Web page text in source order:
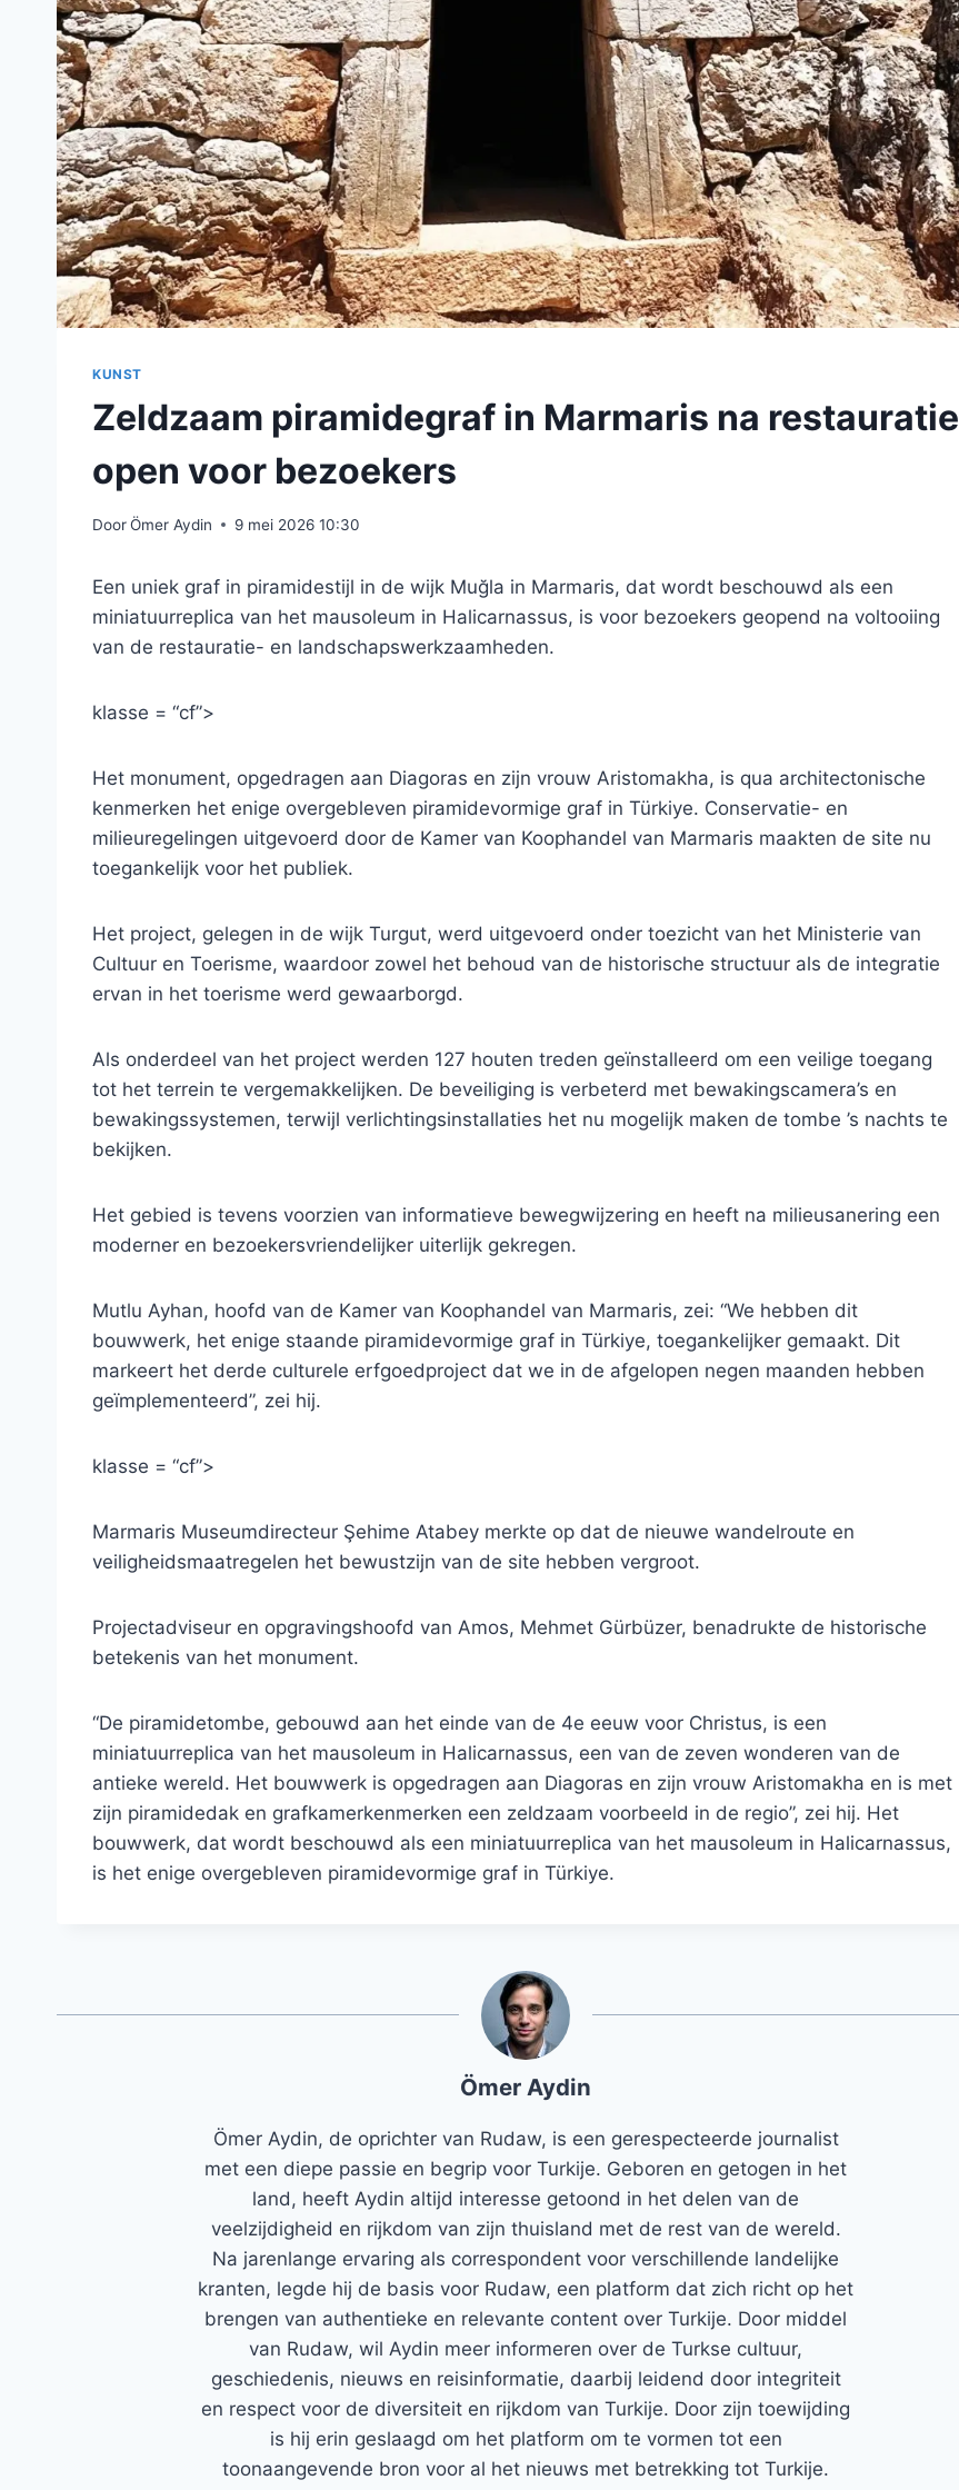
KUNST
Zeldzaam piramidegraf in Marmaris na restauratie
open voor bezoekers
DoorÖmer Aydin 9 mei 2026 10:30
Een uniek graf in piramidestijl in de wijk Muğla in Marmaris, dat wordt beschouwd als een
miniatuurreplica van het mausoleum in Halicarnassus, is voor bezoekers geopend na voltooiing
van de restauratie- en landschapswerkzaamheden.
klasse = “cf”>
Het monument, opgedragen aan Diagoras en zijn vrouw Aristomakha, is qua architectonische
kenmerken het enige overgebleven piramidevormige graf in Türkiye. Conservatie- en
milieuregelingen uitgevoerd door de Kamer van Koophandel van Marmaris maakten de site nu
toegankelijk voor het publiek.
Het project, gelegen in de wijk Turgut, werd uitgevoerd onder toezicht van het Ministerie van
Cultuur en Toerisme, waardoor zowel het behoud van de historische structuur als de integratie
ervan in het toerisme werd gewaarborgd.
Als onderdeel van het project werden 127 houten treden geïnstalleerd om een ​​veilige toegang
tot het terrein te vergemakkelijken. De beveiliging is verbeterd met bewakingscamera’s en
bewakingssystemen, terwijl verlichtingsinstallaties het nu mogelijk maken de tombe ’s nachts te
bekijken.
Het gebied is tevens voorzien van informatieve bewegwijzering en heeft na milieusanering een
moderner en bezoekersvriendelijker uiterlijk gekregen.
Mutlu Ayhan, hoofd van de Kamer van Koophandel van Marmaris, zei: “We hebben dit
bouwwerk, het enige staande piramidevormige graf in Türkiye, toegankelijker gemaakt. Dit
markeert het derde culturele erfgoedproject dat we in de afgelopen negen maanden hebben
geïmplementeerd”, zei hij.
klasse = “cf”>
Marmaris Museumdirecteur Şehime Atabey merkte op dat de nieuwe wandelroute en
veiligheidsmaatregelen het bewustzijn van de site hebben vergroot.
Projectadviseur en opgravingshoofd van Amos, Mehmet Gürbüzer, benadrukte de historische
betekenis van het monument.
“De piramidetombe, gebouwd aan het einde van de 4e eeuw voor Christus, is een
miniatuurreplica van het mausoleum in Halicarnassus, een van de zeven wonderen van de
antieke wereld. Het bouwwerk is opgedragen aan Diagoras en zijn vrouw Aristomakha en is met
zijn piramidedak en grafkamerkenmerken een zeldzaam voorbeeld in de regio”, zei hij. Het
bouwwerk, dat wordt beschouwd als een miniatuurreplica van het mausoleum in Halicarnassus,
is het enige overgebleven piramidevormige graf in Türkiye.
Ömer Aydin
Ömer Aydin, de oprichter van Rudaw, is een gerespecteerde journalist
met een diepe passie en begrip voor Turkije. Geboren en getogen in het
land, heeft Aydin altijd interesse getoond in het delen van de
veelzijdigheid en rijkdom van zijn thuisland met de rest van de wereld.
Na jarenlange ervaring als correspondent voor verschillende landelijke
kranten, legde hij de basis voor Rudaw, een platform dat zich richt op het
brengen van authentieke en relevante content over Turkije. Door middel
van Rudaw, wil Aydin meer informeren over de Turkse cultuur,
geschiedenis, nieuws en reisinformatie, daarbij leidend door integriteit
en respect voor de diversiteit en rijkdom van Turkije. Door zijn toewijding
is hij erin geslaagd om het platform om te vormen tot een
toonaangevende bron voor al het nieuws met betrekking tot Turkije.